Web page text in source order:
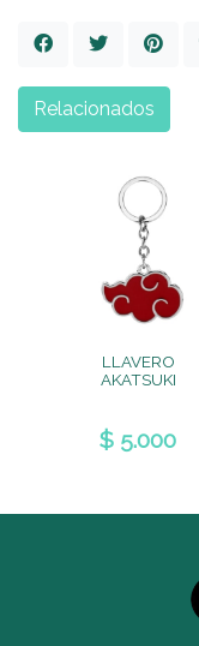
LLAVERO
AKATSUKI
$ 5.000
Relacionados